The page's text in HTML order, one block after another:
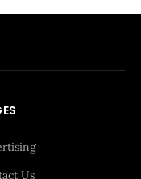
Us